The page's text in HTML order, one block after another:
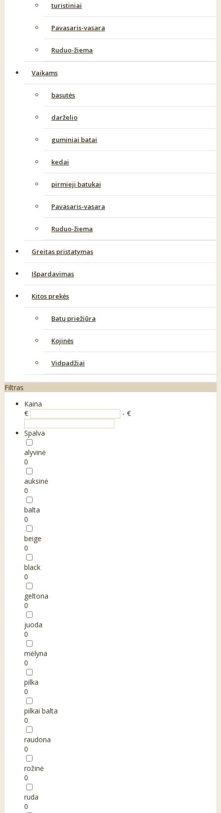
turistiniai
Pavasaris-vasara
Ruduo-žiema
Vaikams
basutės
darželio
guminiai batai
kedai
pirmieji batukai
Pavasaris-vasara
Ruduo-žiema
Greitas pristatymas
Išpardavimas
Kitos prekės
Batų priežiūra
Kojinės
Vidpadžiai
Filtras
Kaina
€
- €
Spalva
alyvinė
0
auksinė
0
balta
0
beige
0
black
0
geltona
0
juoda
0
mėlyna
0
pilka
0
pilkai balta
0
raudona
0
rožinė
0
ruda
0